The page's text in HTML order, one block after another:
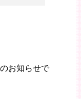
お知らせで